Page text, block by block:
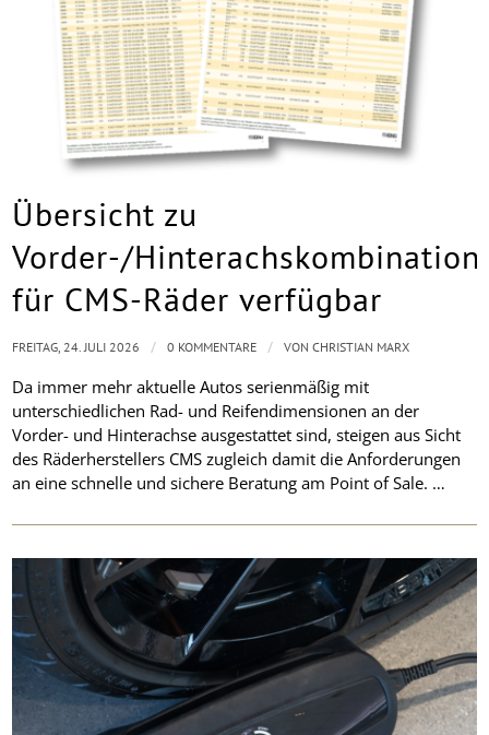
Übersicht zu
Vorder-/
für CMS-Räder verfügbar
Da immer mehr aktuelle Autos serienmäßig mit
unterschiedlichen Rad- und Reifendimensionen an der
Vorder- und Hinterachse ausgestattet sind, steigen aus Sicht
des Räderherstellers CMS zugleich damit die Anforderungen
an eine schnelle und sichere Beratung am Point of Sale. …
FREITAG, 24. JULI 2026 / 0 KOMMENTARE / VONCHRISTIAN MARX